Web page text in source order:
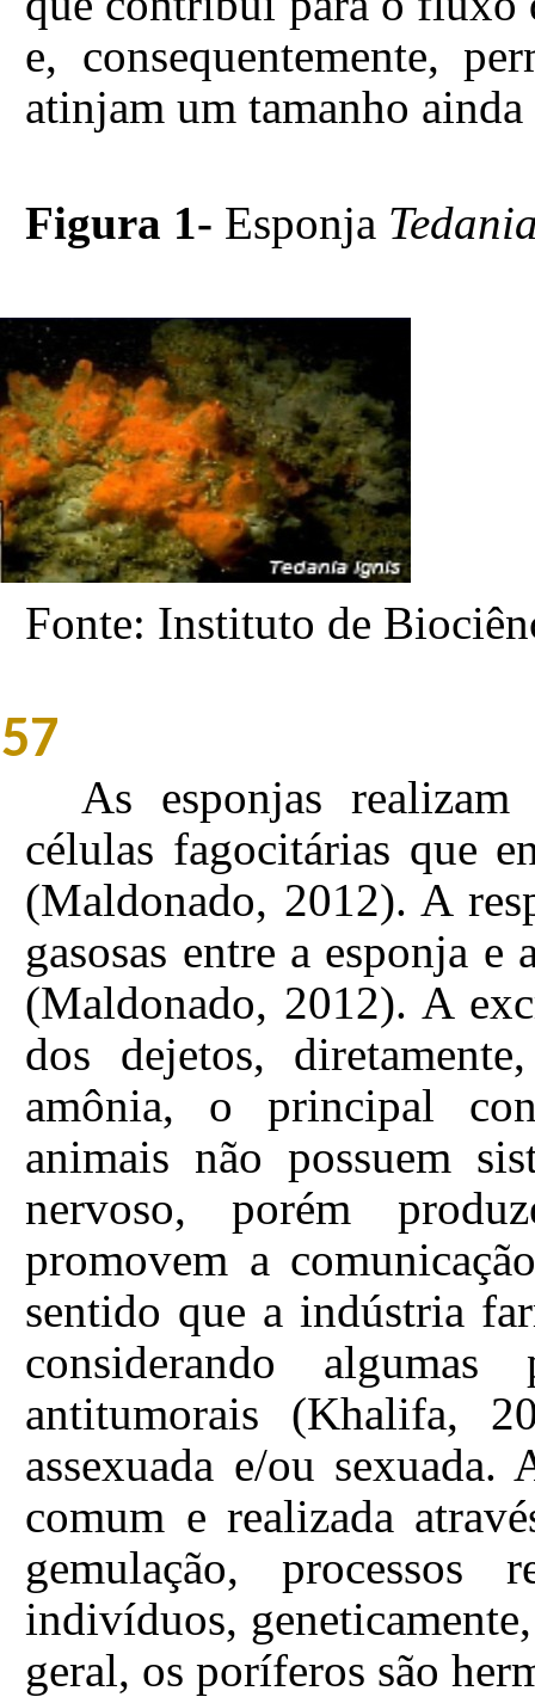
e, consequentemente,
atinjam um tamanho
Figura 1- Esponja
Fonte: Instituto de
57
As esponjas
células fagocitárias que
(Maldonado, 2012). A
gasosas entre a esponja
(Maldonado, 2012). A
dos dejetos,
amônia, o principal
animais não possuem
nervoso, porém
promovem a
sentido que a indústria
considerando algumas
antitumorais (Khalifa,
assexuada e/ou sexuada.
comum e realizada
gemulação, processos
indivíduos,
geral, os poríferos são